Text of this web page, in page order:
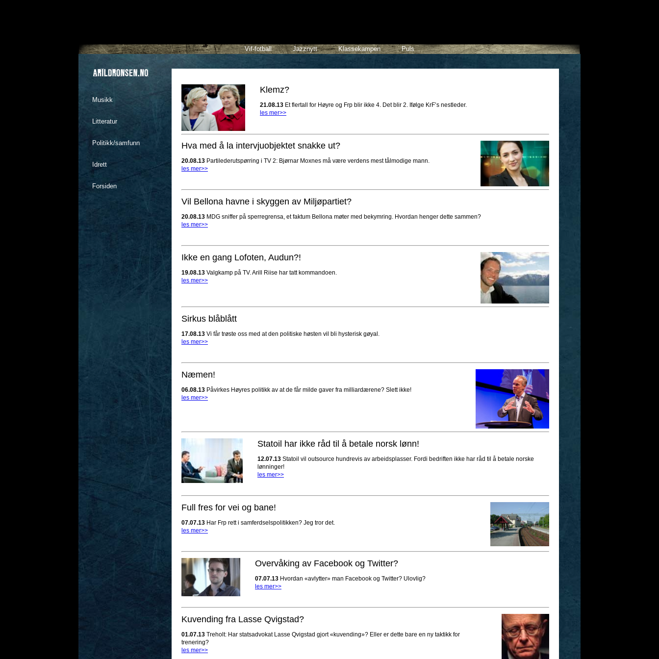
Vif-fotball Jazznytt Klassekampen Puls
Musikk
Litteratur
Politikk/samfunn
Idrett
Forsiden
Klemz?
21.08.13 Et flertall for Høyre og Frp blir ikke 4. Det blir 2. Ifølge KrF’s nestleder.
les mer>>
Hva med å la intervjuobjektet snakke ut?
20.08.13 Partilederutspørring i TV 2: Bjørnar Moxnes må være verdens mest tålmodige mann.
les mer>>
Vil Bellona havne i skyggen av Miljøpartiet?
20.08.13 MDG sniffer på sperregrensa, et faktum Bellona møter med bekymring. Hvordan henger dette sammen?
les mer>>
Ikke en gang Lofoten, Audun?!
19.08.13 Valgkamp på TV. Arill Riise har tatt kommandoen.
les mer>>
Sirkus blåblått
17.08.13 Vi får trøste oss med at den politiske høsten vil bli hysterisk gøyal.
les mer>>
Næmen!
06.08.13 Påvirkes Høyres politikk av at de får milde gaver fra milliardærene? Slett ikke!
les mer>>
Statoil har ikke råd til å betale norsk lønn!
12.07.13 Statoil vil outsource hundrevis av arbeidsplasser. Fordi bedriften ikke har råd til å betale norske
lønninger!
les mer>>
Full fres for vei og bane!
07.07.13 Har Frp rett i samferdselspolitikken? Jeg tror det.
les mer>>
Overvåking av Facebook og Twitter?
07.07.13 Hvordan «avlytter» man Facebook og Twitter? Ulovlig?
les mer>>
Kuvending fra Lasse Qvigstad?
01.07.13 Treholt: Har statsadvokat Lasse Qvigstad gjort «kuvending»? Eller er dette bare en ny taktikk for
trenering?
les mer>>